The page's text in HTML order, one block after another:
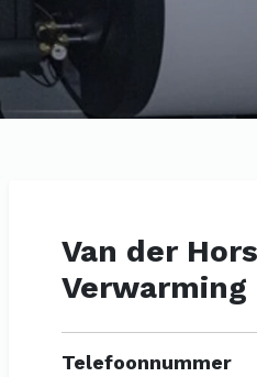
Van der
Verwarming
Telefoonnummer